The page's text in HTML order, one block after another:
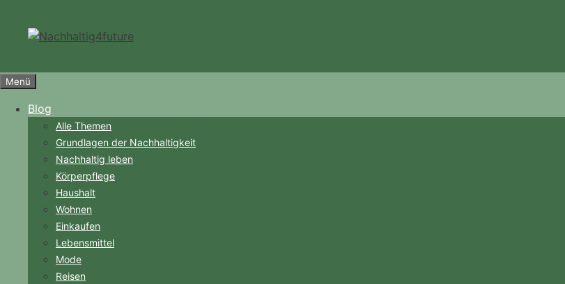
springen
Menü
Blog
Alle Themen
Grundlagen der Nachhaltigkeit
Nachhaltig leben
Körperpflege
Haushalt
Wohnen
Einkaufen
Lebensmittel
Mode
Reisen